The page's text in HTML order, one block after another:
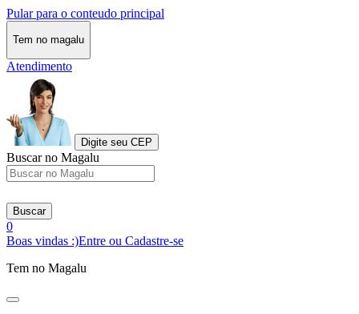
Pular para o conteudo principal
Tem no magalu
Atendimento
Digite seu CEP
Buscar no Magalu
Buscar
0
Boas vindas :)Entre ou Cadastre-se
Tem no Magalu